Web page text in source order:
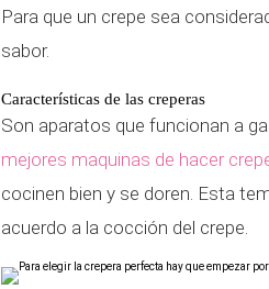
Para que un crepe sea
sabor.
Características de las creperas
Son aparatos que funcionan a
mejores maquinas de hacer
cocinen bien y se doren. Esta
acuerdo a la cocción del crepe.